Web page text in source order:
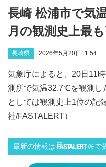
長崎 松浦市で気
月の観測史上最も
長崎県 2026年5月20日11:54
気象庁によると、20日11
測所で気温32.7℃を観測し
としては観測史上1位の記
社/FASTALERT）
最新の情報は で